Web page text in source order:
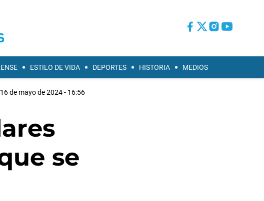
ESTILO DE VIDA DEPORTES HISTORIA MEDIOS
16 de mayo de 2024 - 16:56
se